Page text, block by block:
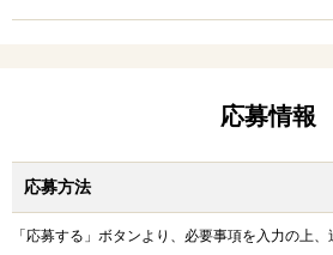
応募情報
応募方法
「応募する」ボタンより、必要事項を入力の上、